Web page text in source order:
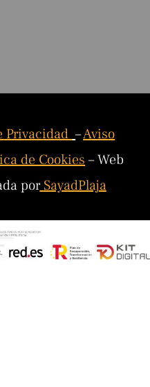
Privacidad–Aviso
de Cookies– Web
porSayadPlaja